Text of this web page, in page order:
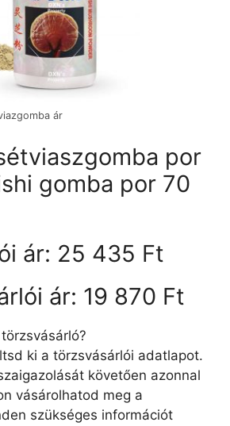
ár
por
gomba por 70
ár: 25 435 Ft
ár: 19 870 Ft
ki a törzsvásárlói adatlapot.
követően azonnal
vásárolhatod meg a
szükséges információt